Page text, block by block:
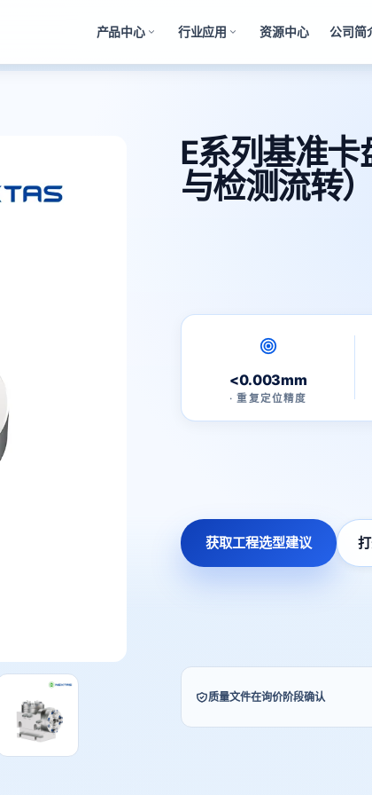
产品中心 行业应用 资源中心 公司简
E系列基准卡
与检测流转）
<0.003mm
· 重复定位精度
获取工程选型建议
质量文件在询价阶段确认